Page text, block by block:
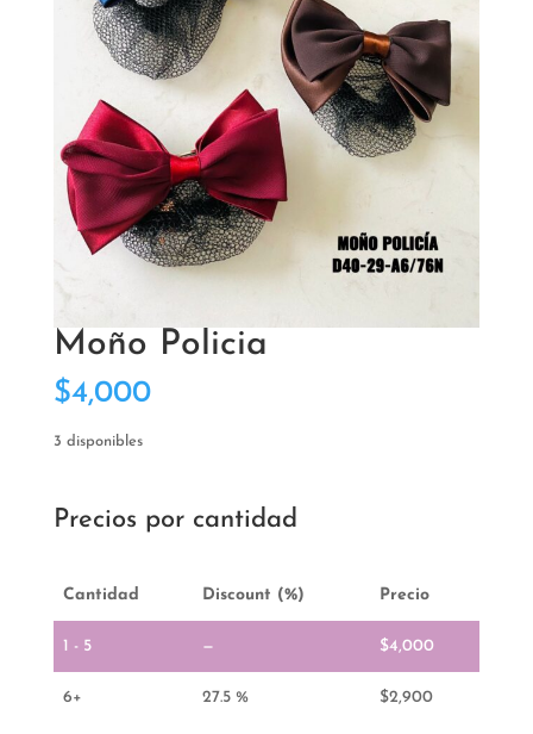
Moño Policia
$4,000
3 disponibles
Precios por cantidad
Cantidad Discount (%) Precio
1 - 5 — $4,000
6+ 27.5 % $2,900